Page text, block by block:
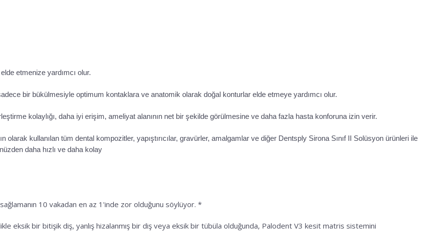
etmenize yardımcı olur.
bir bükülmesiyle optimum kontaklara ve anatomik olarak doğal konturlar elde etmeye yardımcı olur.
kolaylığı, daha iyi erişim, ameliyat alanının net bir şekilde görülmesine ve daha fazla hasta konforuna izin verir.
kullanılan tüm dental kompozitler, yapıştırıcılar, gravürler, amalgamlar ve diğer Dentsply Sirona Sınıf II Solüsyon ürünleri ile
daha hızlı ve daha kolay
10 vakadan en az 1'inde zor olduğunu söylüyor. *
eksik bir bitişik diş, yanlış hizalanmış bir diş veya eksik bir tübüla olduğunda, Palodent V3 kesit matris sistemini